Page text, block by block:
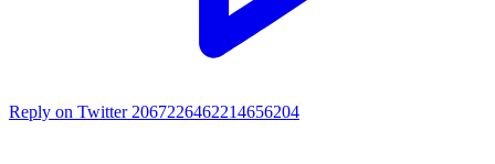
Reply on Twitter 2067226462214656204